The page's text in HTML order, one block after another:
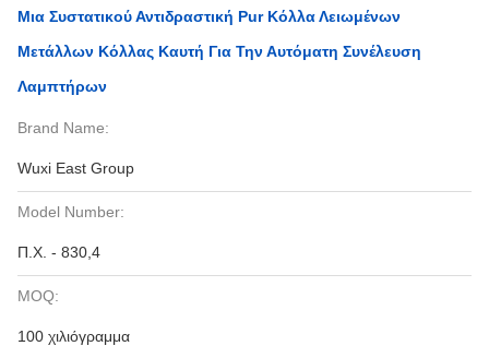
Μια Συστατικού Αντιδραστική Pur Κόλλα Λειωμένων
Μετάλλων Κόλλας Καυτή Για Την Αυτόματη Συνέλευση
Λαμπτήρων
Brand Name:
Wuxi East Group
Model Number:
Π.Χ. - 830,4
MOQ:
100 χιλιόγραμμα